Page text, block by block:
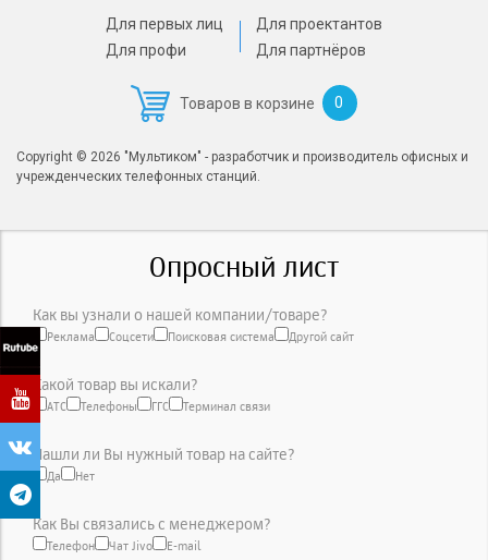
Для первых лиц
Для профи
Для проектантов
Для партнёров
Товаров в корзине 0
Copyright © 2026 "Мультиком" - разработчик и производитель офисных и
учрежденческих телефонных станций.
Опросный лист
Как вы узнали о нашей компании/товаре?
Реклама Соцсети Поисковая система Другой сайт
Какой товар вы искали?
АТС Телефоны ГГС Терминал связи
Нашли ли Вы нужный товар на сайте?
Да Нет
Как Вы связались с менеджером?
Телефон Чат Jivo E-mail